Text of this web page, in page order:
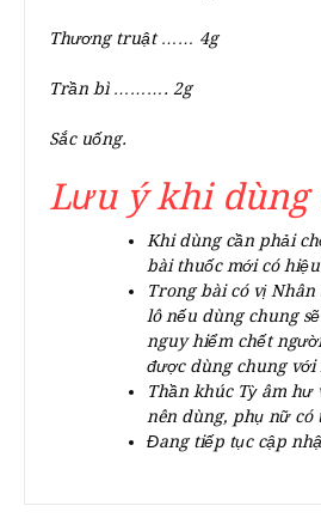
Thương truật …… 4g
Trần bì ………. 2g
Sắc uống.
Lưu ý khi dùng
Khi dùng cần phải
bài thuốc mới có
Trong bài có vị
lô nếu dùng chung
nguy hiểm chết
được dùng chung với
Thần khúc Tỳ âm hư
nên dùng, phụ nữ
Đang tiếp tục cập